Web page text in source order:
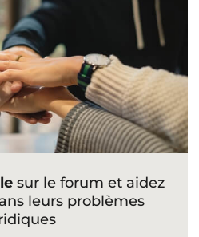
sur le forum et aidez
leurs problèmes